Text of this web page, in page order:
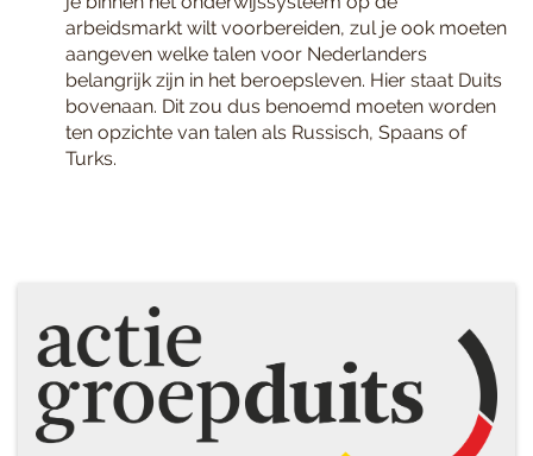
arbeidsmarkt wilt voorbereiden, zul je ook moeten
aangeven welke talen voor Nederlanders
belangrijk zijn in het beroepsleven. Hier staat Duits
bovenaan. Dit zou dus benoemd moeten worden
ten opzichte van talen als Russisch, Spaans of
Turks.